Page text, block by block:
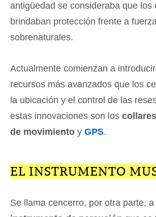
antigüedad se consideraba que los
brindaban protección frente a
sobrenaturales.
Actualmente comienzan a
recursos más avanzados que los
la ubicación y el control de las
estas innovaciones son los collares
de movimiento y GPS.
EL INSTRUMENTO
Se llama cencerro, por otra parte, a